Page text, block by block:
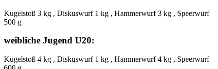
Kugelstoß 3 kg , Diskuswurf 1 kg , Hammerwurf 3 kg , Speerwurf
500 g
weibliche Jugend U20:
Kugelstoß 4 kg , Diskuswurf 1 kg , Hammerwurf 4 kg , Speerwurf